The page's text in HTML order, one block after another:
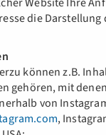
die Darstellung
können z.B.
gehören, mit
von
,